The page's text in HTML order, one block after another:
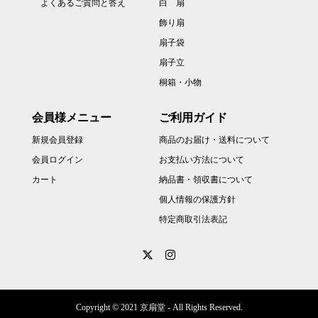
よくあるご質問と答え
白 扇
飾り扇
扇子袋
扇子立
桐箱・小物
会員様メニュー
新規会員登録
会員ログイン
カート
ご利用ガイド
商品のお届け・送料について
お支払い方法について
納品書・領収書について
個人情報の保護方針
特定商取引法表記
Copyright © 2021 京扇堂 - All Rights Reserved.